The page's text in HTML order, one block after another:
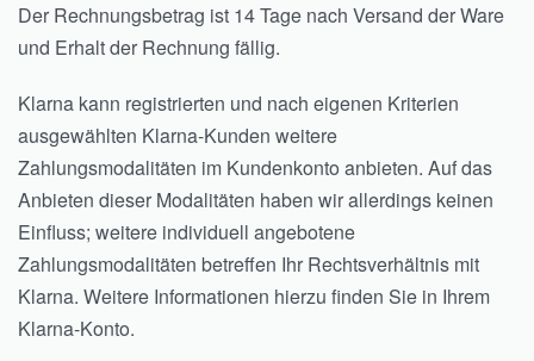
Der Rechnungsbetrag ist 14 Tage nach Versand der Ware
und Erhalt der Rechnung fällig.
Klarna kann registrierten und nach eigenen Kriterien
ausgewählten Klarna-Kunden weitere
Zahlungsmodalitäten im Kundenkonto anbieten. Auf das
Anbieten dieser Modalitäten haben wir allerdings keinen
Einfluss; weitere individuell angebotene
Zahlungsmodalitäten betreffen Ihr Rechtsverhältnis mit
Klarna. Weitere Informationen hierzu finden Sie in Ihrem
Klarna-Konto.